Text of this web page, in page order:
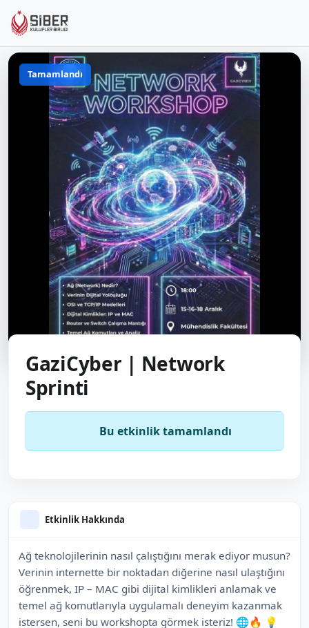
Tamamlandı
GaziCyber | Network
Sprinti
Bu etkinlik tamamlandı
Etkinlik Hakkında
Ağ teknolojilerinin nasıl çalıştığını merak ediyor musun?
Verinin internette bir noktadan diğerine nasıl ulaştığını
öğrenmek, IP – MAC gibi dijital kimlikleri anlamak ve
temel ağ komutlarıyla uygulamalı deneyim kazanmak
istersen, seni bu workshopta görmek isteriz! 🌐🔥 💡